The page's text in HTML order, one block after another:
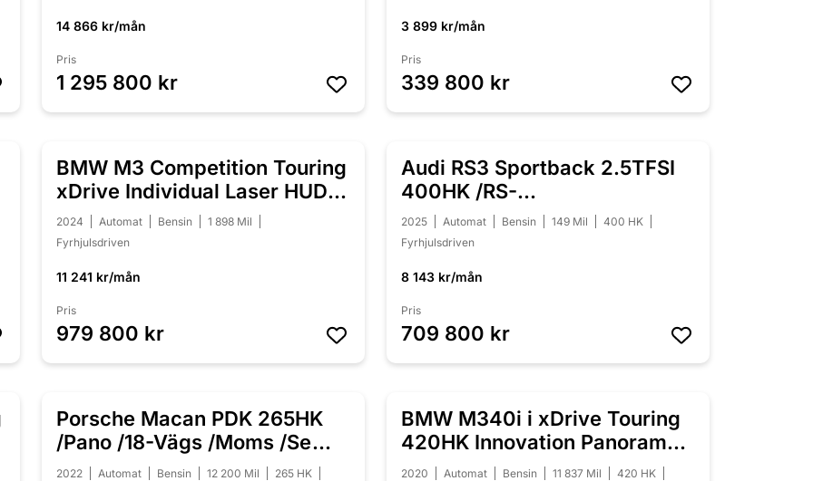
14 866 kr/mån
Pris
1 295 800 kr
3 899 kr/mån
Pris
339 800 kr
NYINKOMMEN
BMW M3 Competition Touring
xDrive Individual Laser HUD
H/K
2024 Automat Bensin
1 898 Mil
Fyrhjulsdriven
11 241 kr/mån
Pris
979 800 kr
NYINKOMMEN
Audi RS3 Sportback 2.5TFSI
400HK /RS-
Skalstolar/Svensksåld
2025 Automat Bensin 149 Mil
400 HK
Fyrhjulsdriven
8 143 kr/mån
Pris
709 800 kr
NYINKOMMEN
Porsche Macan PDK 265HK
/Pano /18-Vägs /Moms /Se
Spec
2022 Automat Bensin 12 200 Mil
265 HK
NYINKOMMEN
BMW M340i i xDrive Touring
420HK Innovation Panorama
Laser
2020 Automat Bensin 11 837 Mil
420 HK